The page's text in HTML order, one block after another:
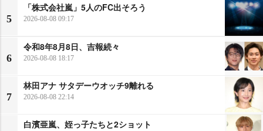
5
「株式会社嵐」5人のFC出そろう
2026-08-08 09:17
6
令和8年8月8日、吉報続々
2026-08-08 18:17
7
林田アナ サタデーウオッチ9離れる
2026-08-08 22:14
白濱亜嵐、姪っ子たちと2ショット